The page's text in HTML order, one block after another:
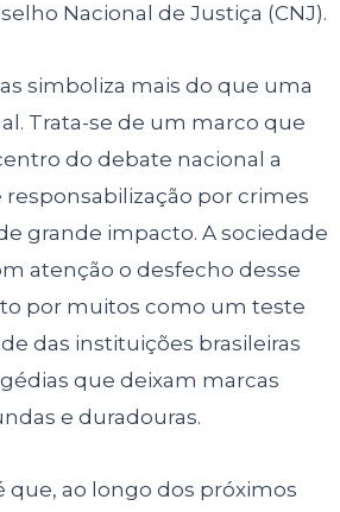
Nacional de Justiça (CNJ).
simboliza mais do que uma
Trata-se de um marco que
do debate nacional a
responsabilização por crimes
grande impacto. A sociedade
atenção o desfecho desse
por muitos como um teste
das instituições brasileiras
que deixam marcas
e duradouras.
que, ao longo dos próximos